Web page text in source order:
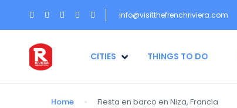
info@visitthefrenchriviera.com
CITIES THINGS TO DO
Home Fiesta en barco en Niza, Francia